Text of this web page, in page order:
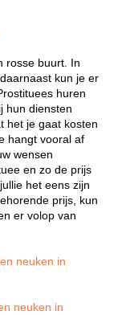
rosse buurt. In
kun je er
huren
hun diensten
het je gaat kosten
hangt vooral af
wensen
en zo de prijs
het eens zijn
prijs, kun
er volop van
neuken in
neuken in